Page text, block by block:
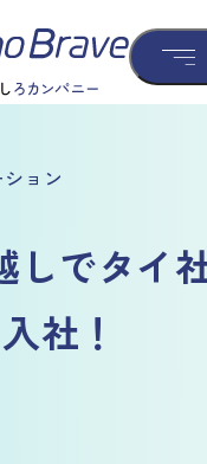
ョン
しでタイ
社！